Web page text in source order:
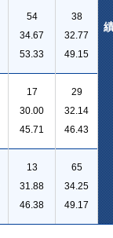
54
34.67
53.33
38
32.77
49.15
17
30.00
45.71
29
32.14
46.43
13
31.88
46.38
65
34.25
49.17